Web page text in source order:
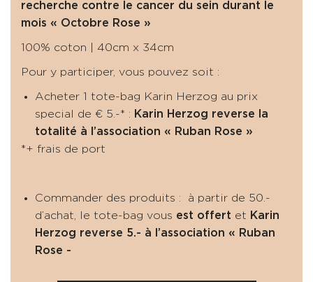
recherche contre le cancer du sein durant le
mois « Octobre Rose »
100% coton | 40cm x 34cm
Pour y participer, vous pouvez soit :
Acheter 1 tote-bag Karin Herzog au prix
special de € 5.-* : Karin Herzog reverse la
totalité à l’association « Ruban Rose »
*+ frais de port
Commander des produits : à partir de 50.-
d’achat, le tote-bag vous est offert et Karin
Herzog reverse 5.- à l’association « Ruban
Rose -